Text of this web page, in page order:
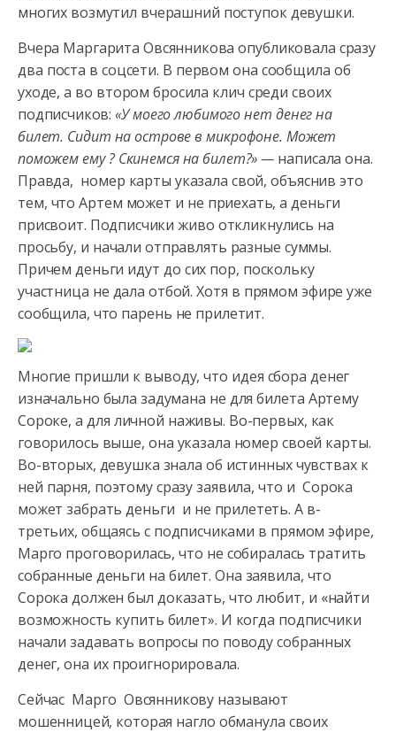
многих возмутил вчерашний поступок девушки.
Вчера Маргарита Овсянникова опубликовала сразу
два поста в соцсети. В первом она сообщила об
уходе, а во втором бросила клич среди своих
подписчиков:«У моего любимого нет денег на
билет. Сидит на острове в микрофоне. Может
поможем ему ? Скинемся на билет?» — написала она.
Правда, номер карты указала свой, объяснив это
тем, что Артем может и не приехать, а деньги
присвоит. Подписчики живо откликнулись на
просьбу, и начали отправлять разные суммы.
Причем деньги идут до сих пор, поскольку
участница не дала отбой. Хотя в прямом эфире уже
сообщила, что парень не прилетит.
Многие пришли к выводу, что идея сбора денег
изначально была задумана не для билета Артему
Сороке, а для личной наживы. Во-первых, как
говорилось выше, она указала номер своей карты.
Во-вторых, девушка знала об истинных чувствах к
ней парня, поэтому сразу заявила, что и Сорока
может забрать деньги и не прилететь. А в-
третьих, общаясь с подписчиками в прямом эфире,
Марго проговорилась, что не собиралась тратить
собранные деньги на билет. Она заявила, что
Сорока должен был доказать, что любит, и «найти
возможность купить билет». И когда подписчики
начали задавать вопросы по поводу собранных
денег, она их проигнорировала.
Сейчас Марго Овсянникову называют
мошенницей, которая нагло обманула своих